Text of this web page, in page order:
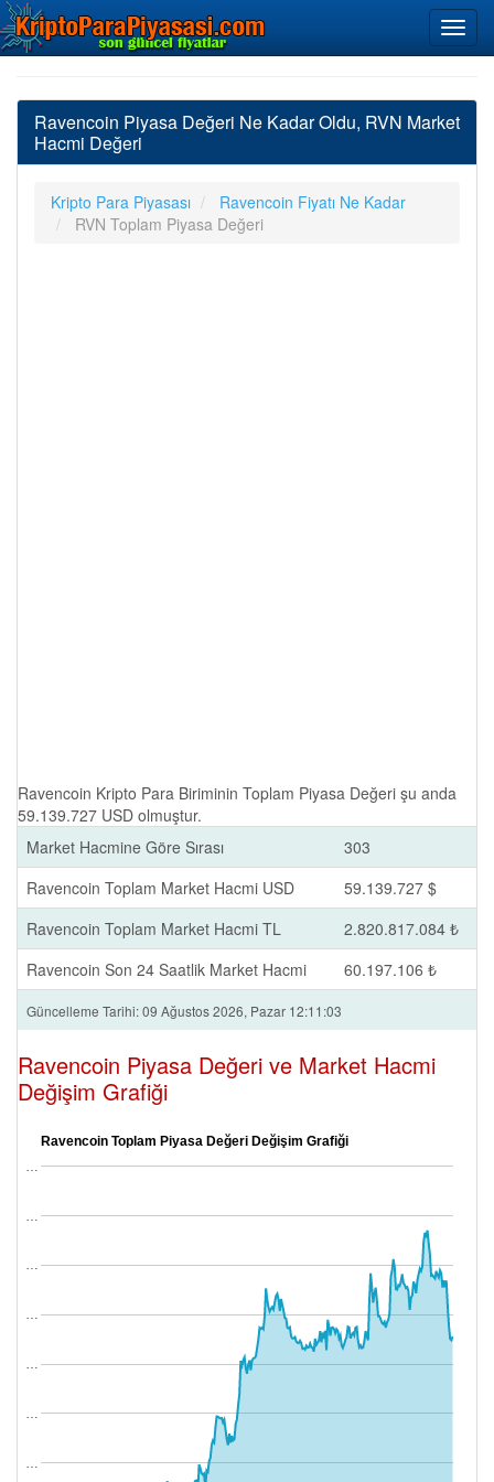
Ravencoin Piyasa Değeri Ne Kadar Oldu, RVN Market
Hacmi Değeri
Kripto Para Piyasası
Ravencoin Fiyatı Ne Kadar
RVN Toplam Piyasa Değeri
Ravencoin Kripto Para Biriminin Toplam Piyasa Değeri şu anda
59.139.727 USD olmuştur.
Market Hacmine Göre Sırası
303
Ravencoin Toplam Market Hacmi USD
59.139.727 $
Ravencoin Toplam Market Hacmi TL
2.820.817.084 ₺
Ravencoin Son 24 Saatlik Market Hacmi
60.197.106 ₺
Güncelleme Tarihi: 09 Ağustos 2026, Pazar 12:11:03
Ravencoin Piyasa Değeri ve Market Hacmi
Değişim Grafiği
Ravencoin Toplam Piyasa Değeri Değişim Grafiği
…
…
…
…
…